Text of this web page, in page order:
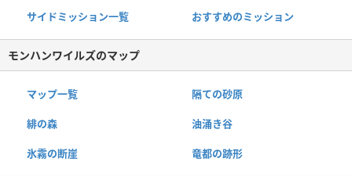
サイドミッション一覧 おすすめのミッション
モンハンワイルズのマップ
マップ一覧 隔ての砂原
緋の森 油涌き谷
氷霧の断崖 竜都の跡形